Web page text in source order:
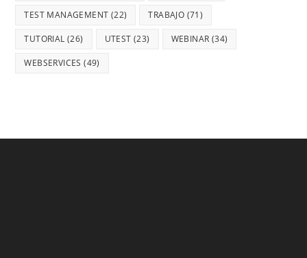
TEST MANAGEMENT (22) TRABAJO (71)
TUTORIAL (26) UTEST (23) WEBINAR (34)
WEBSERVICES (49)